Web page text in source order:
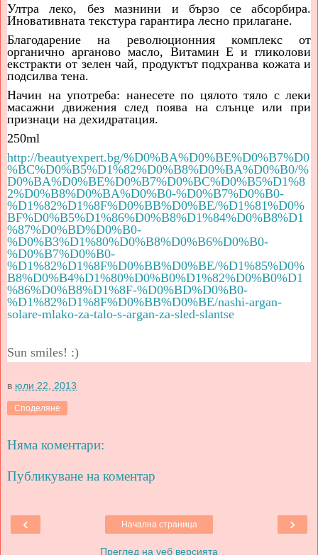
Ултра леко, без мазнини и бързо се абсорбира.
Иновативната текстура гарантира лесно прилагане.
Благодарение на революционния комплекс от
органично арганово масло, Витамин Е и гликолови
екстракти от зелен чай, продуктът подхранва кожата и
подсилва тена.
Начин на употреба: нанесете по цялото тяло с леки
масажни движения след поява на слънце или при
признаци на дехидратация.
250ml
http://beautyexpert.bg/%D0%BA%D0%BE%D0%B7%D0
%BC%D0%B5%D1%82%D0%B8%D0%BA%D0%B0/%
D0%BA%D0%BE%D0%B7%D0%BC%D0%B5%D1%8
2%D0%B8%D0%BA%D0%B0-%D0%B7%D0%B0-
%D1%82%D1%8F%D0%BB%D0%BE/%D1%81%D0%
BF%D0%B5%D1%86%D0%B8%D1%84%D0%B8%D1
%87%D0%BD%D0%B0-
%D0%B3%D1%80%D0%B8%D0%B6%D0%B0-
%D0%B7%D0%B0-
%D1%82%D1%8F%D0%BB%D0%BE/%D1%85%D0%
B8%D0%B4%D1%80%D0%B0%D1%82%D0%B0%D1
%86%D0%B8%D1%8F-%D0%BD%D0%B0-
%D1%82%D1%8F%D0%BB%D0%BE/nashi-argan-
solare-mlako-za-talo-s-argan-za-sled-slantse
Sun smiles! :)
в юли 22, 2013
Споделяне
Няма коментари:
Публикуване на коментар
‹ ›
Начална страница
Преглед на уеб версията